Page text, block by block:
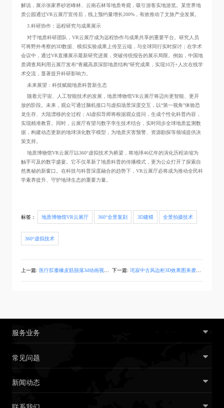
解说，展示张家界砂岩峰林、云南石林等地质奇观，吸引游客实地游览。某世界地
质公园通过VR云展厅宣传后，线上预约量增长200%，有效推动了文旅产业发展。
3.科研协作：远程研究与成果展示
对于地质科研团队，VR云展厅成为远程协作与成果共享的重要平台。研究人员
可将野外考察的3D数据、模拟实验成果上传至云端，与全球同行实时探讨；在学术
会议中，通过VR直播展示最新研究进展，突破传统报告的展示局限。例如，中国地
质调查局利用云展厅发布“青藏高原深部地质结构”研究成果，实现10万+人次在线学
术交流，显著提升科研影响力。
未来展望：科技赋能地质科普新生态
随着元宇宙、人工智能技术的发展，地质博物馆VR云展厅将迈向更智能、更开
放的阶段。未来，观众可通过脑机接口与虚拟场景深度交互，以“第一视角”体验恐
龙生存、大陆漂移的全过程；AI虚拟导师将根据观众提问，生成个性化科普内容，
实现精准教育。同时，云展厅有望与数字孪生技术结合，实时同步全球地质监测数
据，构建动态更新的地球演化数字模型，为地质灾害预警、资源勘探等领域提供决
策支持。
地质博物馆VR云展厅以360°虚拟技术为桥梁，将地球46亿年的演化历程浓缩为
触手可及的数字盛宴。它不仅革新了地质科普的传播模式，更为公众打开了探索自
然奥秘的新窗口。在科技与科普深度融合的趋势下，VR云展厅必将成为推动全民科
学素养提升、守护地球生态的重要力量。
标签： 地质博物馆VR云展厅 360°全景复刻 3D建模 全景拍摄技术
360°虚拟技术
上一篇: 医疗肛瘘橡皮筋脱落3d动画视频演示 下一篇: 诧寂中古风边柜3D效果图来袭！VR渲染让搭配更生动
服务业务
常见问题
新闻动态